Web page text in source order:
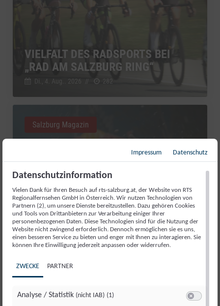
VIELFALT DES RADSPORTS BEI
„RAD AM SALZBURG RING“
Di., 4. Aug.. 2026 // 282
RED BULL ROMANIACS: MANUEL
GESAMTSIEG
Salzburg Magazin
Impressum Datenschutz
Datenschutzinformation
Vielen Dank für Ihren Besuch auf rts-salzburg.at, der Website von RTS
Regionalfernsehen GmbH in Österreich. Wir nutzen Technologien von
Partnern (2), um unsere Dienste bereitzustellen. Dazu gehören Cookies
und Tools von Drittanbietern zur Verarbeitung einiger Ihrer
personenbezogenen Daten. Diese Technologien sind für die Nutzung der
Website nicht zwingend erforderlich. Dennoch ermöglichen sie es uns,
einen besseren Service zu bieten und enger mit Ihnen zu interagieren. Sie
können Ihre Einwilligung jederzeit anpassen oder widerrufen.
ZWECKE PARTNER
Analyse / Statistik (nicht IAB) (1)